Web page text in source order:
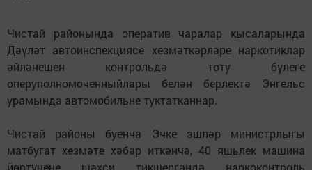
Чистай районында оператив чаралар кысаларында
Дәүләт автоинспекциясе хезмәткәрләре наркотиклар
әйләнешен контрольдә тоту бүлеге
оперуполномоченныйлары белән берлектә Энгельс
урамында автомобильне туктатканнар.
Чистай районы буенча Эчке эшләр министрлыгы
матбугат хезмәте хәбәр иткәнчә, 40 яшьлек машина
йөртүчене шәхси тикшергәндә наркоконтроль